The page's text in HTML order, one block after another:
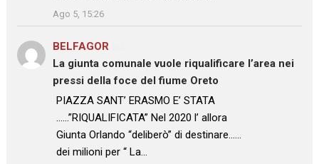
Ago 5, 15:26
BELFAGOR
La giunta comunale vuole riqualificare l’area nei
pressi della foce del fiume Oreto
: “
PIAZZA SANT’ ERASMO E’ STATA
……”RIQUALIFICATA” Nel 2020 l’ allora
Giunta Orlando “deliberò” di destinare……
dei milioni per “ La…
”